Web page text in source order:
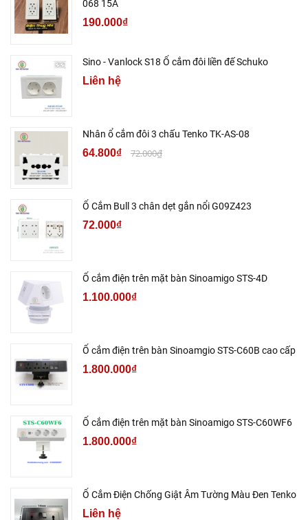
068 15A
190.000₫
Sino - Vanlock S18 Ổ cắm đôi liền đế Schuko
Liên hệ
Nhân ổ cắm đôi 3 chấu Tenko TK-AS-08
64.800₫ 72.000₫
Ổ Cắm Bull 3 chân dẹt gắn nổi G09Z423
72.000₫
Ổ cắm điện trên mặt bàn Sinoamigo STS-4D
1.100.000₫
Ổ cắm điện trên bàn Sinoamgio STS-C60B cao cấp
1.800.000₫
Ổ cắm điện trên mặt bàn Sinoamigo STS-C60WF6
1.800.000₫
Ổ Cắm Điện Chống Giật Âm Tường Màu Đen Tenko
Liên hệ